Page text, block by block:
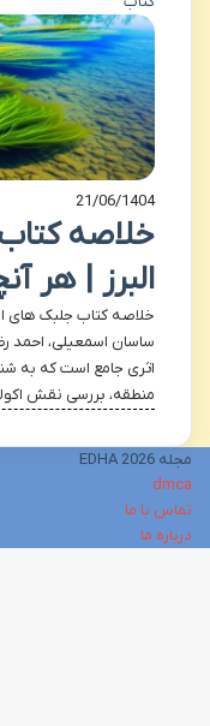
21/06/1404
خلاصه
البرز | هر
خلاصه کتاب جلبک های
ساسان اسمعیلی، احمد
اثری جامع است که به
منطقه، بررسی نقش
مجله EDHA 2026
dmca
تماس با ما
درباره ما